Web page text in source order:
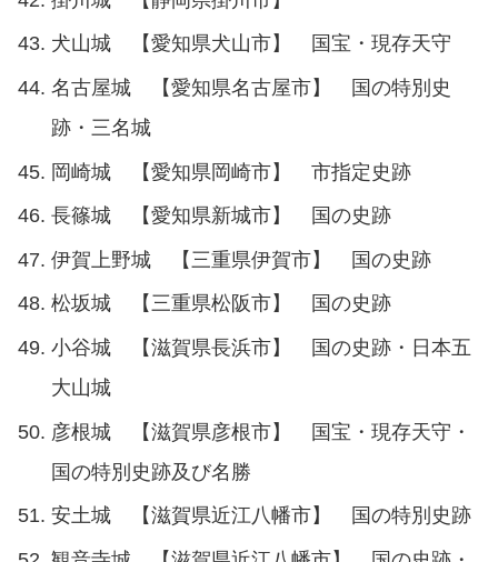
犬山城 【愛知県犬山市】 国宝・現存天守
名古屋城 【愛知県名古屋市】 国の特別史
跡・三名城
岡崎城 【愛知県岡崎市】 市指定史跡
長篠城 【愛知県新城市】 国の史跡
伊賀上野城 【三重県伊賀市】 国の史跡
松坂城 【三重県松阪市】 国の史跡
小谷城 【滋賀県長浜市】 国の史跡・日本五
大山城
彦根城 【滋賀県彦根市】 国宝・現存天守・
国の特別史跡及び名勝
安土城 【滋賀県近江八幡市】 国の特別史跡